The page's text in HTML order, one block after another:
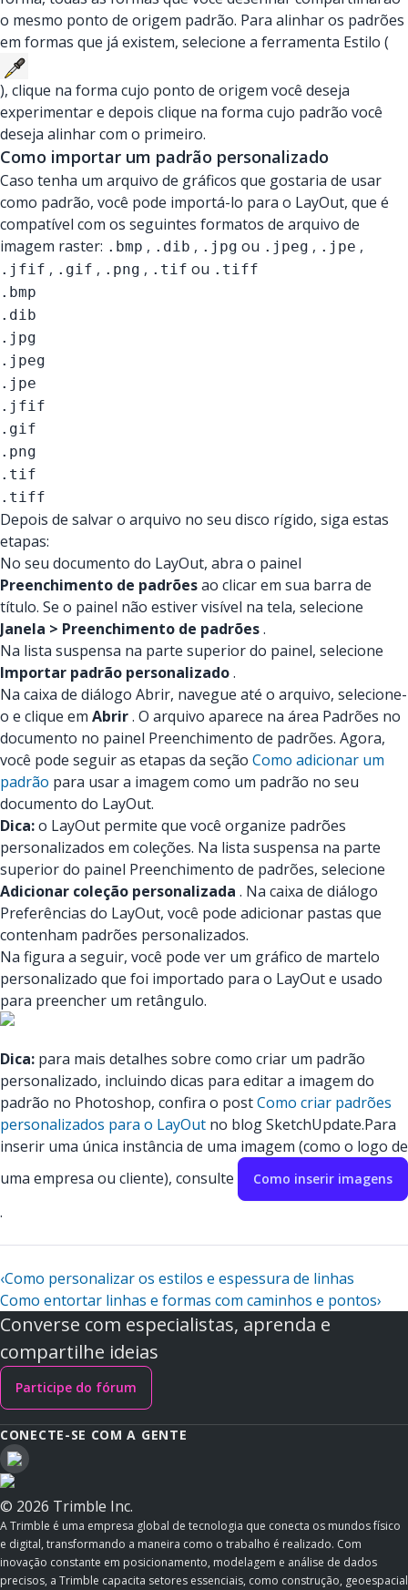
o mesmo ponto de origem padrão. Para alinhar os padrões
em formas que já existem, selecione a ferramenta Estilo (
), clique na forma cujo ponto de origem você deseja
experimentar e depois clique na forma cujo padrão você
deseja alinhar com o primeiro.
Como importar um padrão personalizado
Caso tenha um arquivo de gráficos que gostaria de usar
como padrão, você pode importá-lo para o LayOut, que é
compatível com os seguintes formatos de arquivo de
imagem raster: .bmp , .dib , .jpg ou .jpeg , .jpe ,
.jfif , .gif , .png , .tif ou .tiff
.bmp
.dib
.jpg
.jpeg
.jpe
.jfif
.gif
.png
.tif
.tiff
Depois de salvar o arquivo no seu disco rígido, siga estas
etapas:
No seu documento do LayOut, abra o painel
Preenchimento de padrõesao clicar em sua barra de
título. Se o painel não estiver visível na tela, selecione
Janela > Preenchimento de padrões.
Na lista suspensa na parte superior do painel, selecione
Importar padrão personalizado.
Na caixa de diálogo Abrir, navegue até o arquivo, selecione-
o e clique em Abrir. O arquivo aparece na área Padrões no
documento no painel Preenchimento de padrões. Agora,
você pode seguir as etapas da seção Como adicionar um
padrão para usar a imagem como um padrão no seu
documento do LayOut.
Dica:o LayOut permite que você organize padrões
personalizados em coleções. Na lista suspensa na parte
superior do painel Preenchimento de padrões, selecione
Adicionar coleção personalizada . Na caixa de diálogo
Preferências do LayOut, você pode adicionar pastas que
contenham padrões personalizados.
Na figura a seguir, você pode ver um gráfico de martelo
personalizado que foi importado para o LayOut e usado
para preencher um retângulo.
Dica: para mais detalhes sobre como criar um padrão
personalizado, incluindo dicas para editar a imagem do
padrão no Photoshop, confira o postComo criar padrões
personalizados para o LayOut no blog SketchUpdate.Para
inserir uma única instância de uma imagem (como o logo de
uma empresa ou cliente), consulte
Como inserir imagens
.
‹Como personalizar os estilos e espessura de linhas
Como entortar linhas e formas com caminhos e pontos›
Converse com especialistas, aprenda e
compartilhe ideias
Participe do fórum
CONECTE-SE COM A GENTE
© 2026 Trimble Inc.
A Trimble é uma empresa global de tecnologia que conecta os mundos físico
e digital, transformando a maneira como o trabalho é realizado. Com
inovação constante em posicionamento, modelagem e análise de dados
precisos, a Trimble capacita setores essenciais, como construção, geoespacial